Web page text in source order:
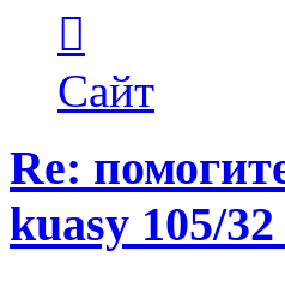
пользователя
Бегемот
Сайт
Re:
kuasy 105/32